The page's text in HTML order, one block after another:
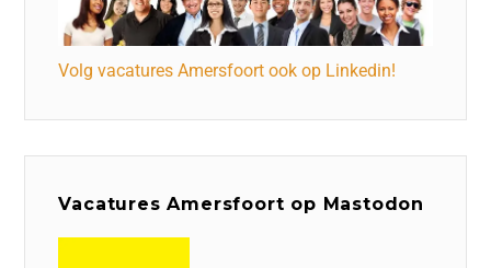
Volg vacatures Amersfoort ook op Linkedin!
Vacatures Amersfoort op Mastodon